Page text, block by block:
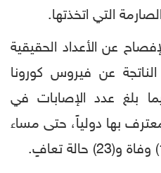
التي اتخذتها.
عن الأعداد الحقيقية
الناتجة عن فيروس كورونا
بلغ عدد الإصابات في
بها دولياً، حتى مساء